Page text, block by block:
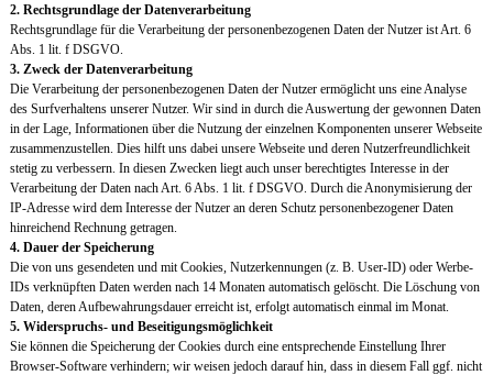
2. Rechtsgrundlage der Datenverarbeitung
Rechtsgrundlage für die Verarbeitung der personenbezogenen Daten der Nutzer ist Art. 6
Abs. 1 lit. f DSGVO.
3. Zweck der Datenverarbeitung
Die Verarbeitung der personenbezogenen Daten der Nutzer ermöglicht uns eine Analyse
des Surfverhaltens unserer Nutzer. Wir sind in durch die Auswertung der gewonnen Daten
in der Lage, Informationen über die Nutzung der einzelnen Komponenten unserer Webseite
zusammenzustellen. Dies hilft uns dabei unsere Webseite und deren Nutzerfreundlichkeit
stetig zu verbessern. In diesen Zwecken liegt auch unser berechtigtes Interesse in der
Verarbeitung der Daten nach Art. 6 Abs. 1 lit. f DSGVO. Durch die Anonymisierung der
IP-Adresse wird dem Interesse der Nutzer an deren Schutz personenbezogener Daten
hinreichend Rechnung getragen.
4. Dauer der Speicherung
Die von uns gesendeten und mit Cookies, Nutzerkennungen (z. B. User-ID) oder Werbe-
IDs verknüpften Daten werden nach 14 Monaten automatisch gelöscht. Die Löschung von
Daten, deren Aufbewahrungsdauer erreicht ist, erfolgt automatisch einmal im Monat.
5. Widerspruchs- und Beseitigungsmöglichkeit
Sie können die Speicherung der Cookies durch eine entsprechende Einstellung Ihrer
Browser-Software verhindern; wir weisen jedoch darauf hin, dass in diesem Fall ggf. nicht